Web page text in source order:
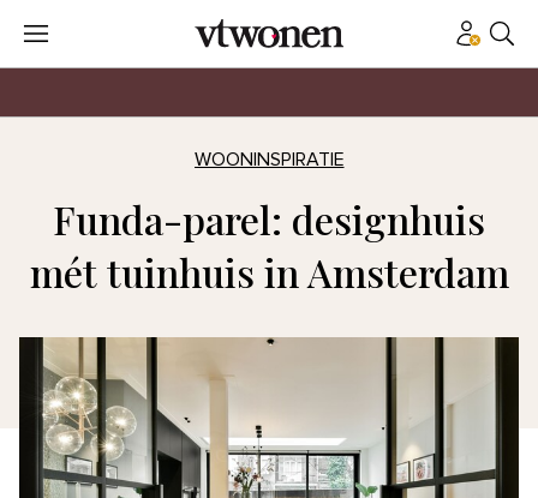
WOONINSPIRATIE
Funda-parel: designhuis
mét tuinhuis in Amsterdam